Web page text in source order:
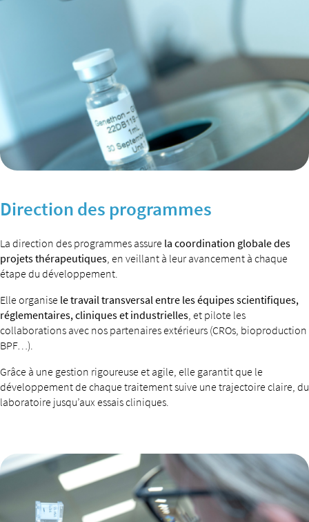
Direction des programmes
La direction des programmes assure la coordination globale des
projets thérapeutiques, en veillant à leur avancement à chaque
étape du développement.
Elle organise le travail transversal entre les équipes scientifiques,
réglementaires, cliniques et industrielles, et pilote les
collaborations avec nos partenaires extérieurs (CROs, bioproduction
BPF…).
Grâce à une gestion rigoureuse et agile, elle garantit que le
développement de chaque traitement suive une trajectoire claire, du
laboratoire jusqu’aux essais cliniques.